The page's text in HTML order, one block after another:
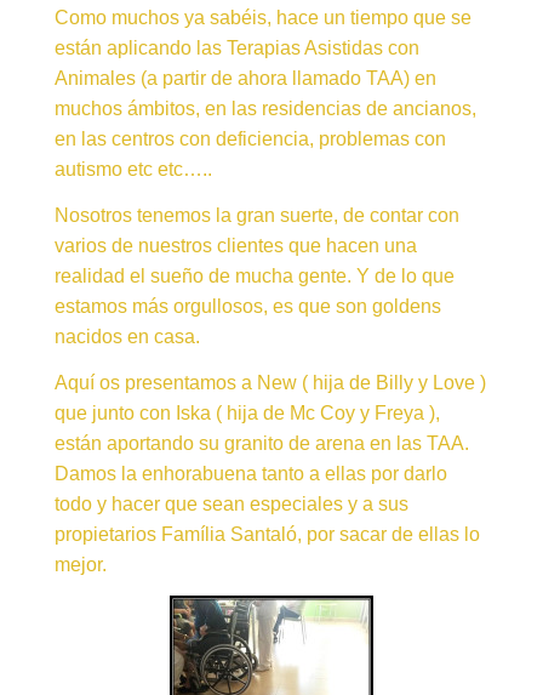
Como muchos ya sabéis, hace un tiempo que se
están aplicando las Terapias Asistidas con
Animales (a partir de ahora llamado TAA) en
muchos ámbitos, en las residencias de ancianos,
en las centros con deficiencia, problemas con
autismo etc etc…..
Nosotros tenemos la gran suerte, de contar con
varios de nuestros clientes que hacen una
realidad el sueño de mucha gente. Y de lo que
estamos más orgullosos, es que son goldens
nacidos en casa.
Aquí os presentamos a New ( hija de Billy y Love )
que junto con Iska ( hija de Mc Coy y Freya ),
están aportando su granito de arena en las TAA.
Damos la enhorabuena tanto a ellas por darlo
todo y hacer que sean especiales y a sus
propietarios Família Santaló, por sacar de ellas lo
mejor.